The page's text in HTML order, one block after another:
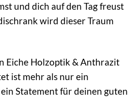
und dich auf den Tag freust
wird dieser Traum
Eiche Holzoptik & Anthrazit
ist mehr als nur ein
Statement für deinen guten